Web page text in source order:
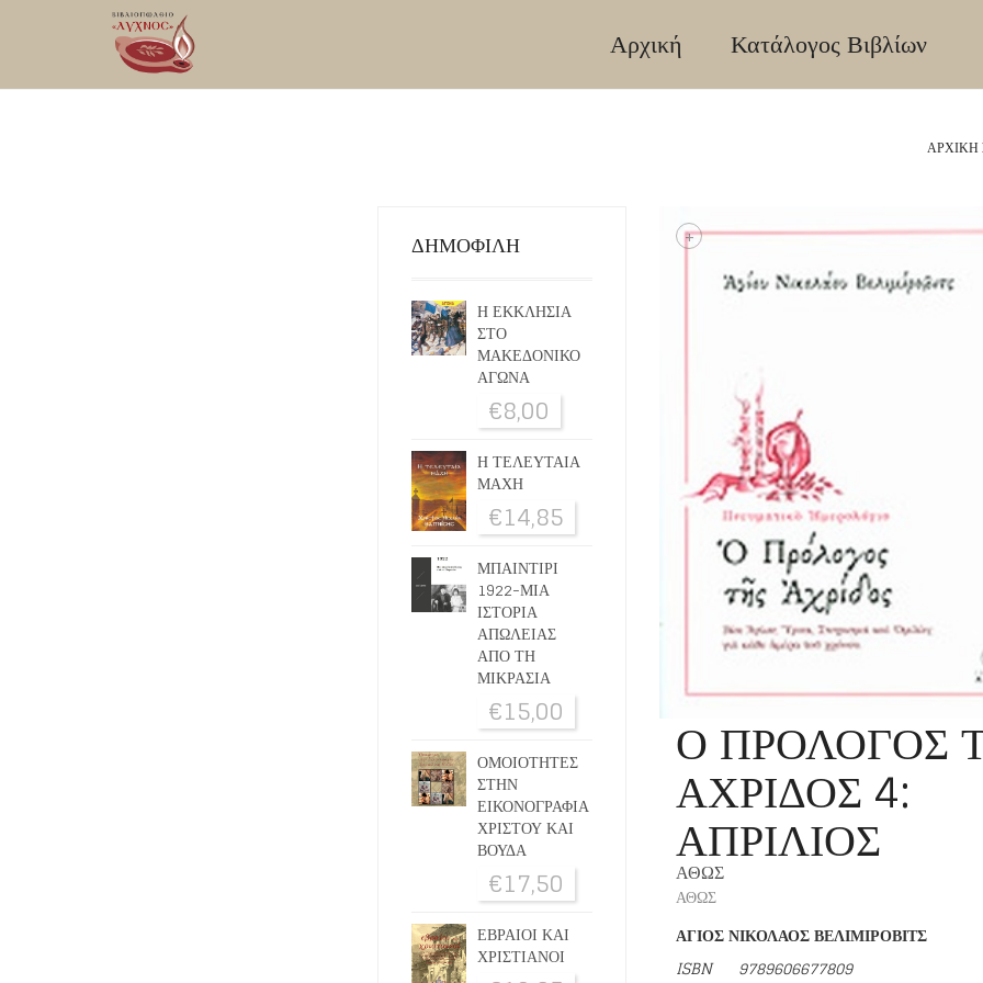
Αρχική Κατάλογος Βιβλίων
ΑΡΧΙΚΉ
+
Ο ΠΡΟΛΟΓΟΣ
ΑΧΡΙΔΟΣ 4:
ΑΠΡΙΛΙΟΣ
ΑΘΩΣ
ΑΘΩΣ
ΑΓΙΟΣ ΝΙΚΟΛΑΟΣ ΒΕΛΙΜΙΡΟΒΙΤΣ
ISBN
9789606677809
ΔΗΜΟΦΙΛΗ
Η ΕΚΚΛΗΣΙΑ
ΣΤΟ
ΜΑΚΕΔΟΝΙΚΟ
ΑΓΩΝΑ
€8,00
Η ΤΕΛΕΥΤΑΙΑ
ΜΑΧΗ
€14,85
ΜΠΑΙΝΤΙΡΙ
1922-ΜΙΑ
ΙΣΤΟΡΙΑ
ΑΠΩΛΕΙΑΣ
ΑΠΟ ΤΗ
ΜΙΚΡΑΣΙΑ
€15,00
ΟΜΟΙΟΤΗΤΕΣ
ΣΤΗΝ
ΕΙΚΟΝΟΓΡΑΦΙΑ
ΧΡΙΣΤΟΥ ΚΑΙ
ΒΟΥΔΑ
€17,50
ΕΒΡΑΙΟΙ ΚΑΙ
ΧΡΙΣΤΙΑΝΟΙ